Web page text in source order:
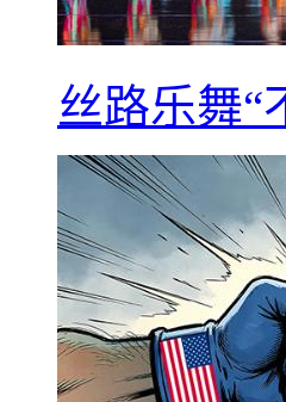
丝路乐舞“